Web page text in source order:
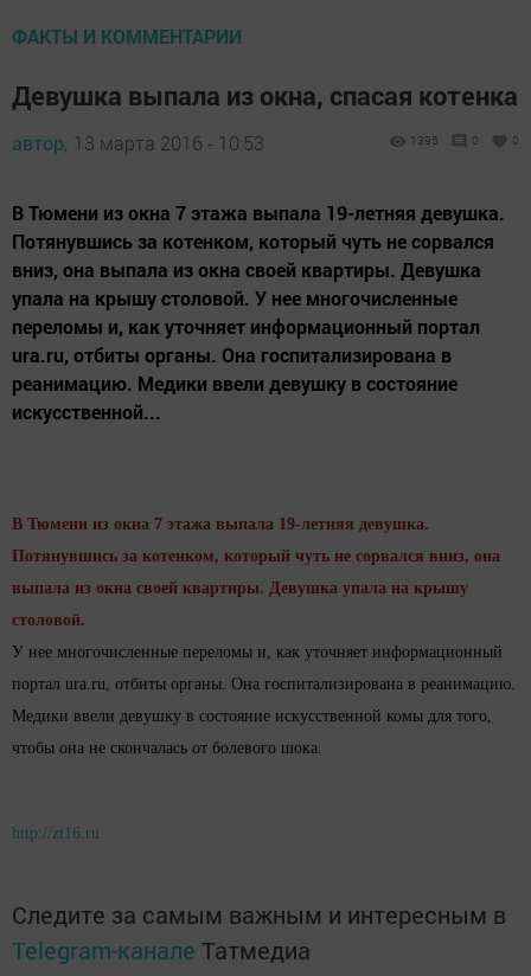
ФАКТЫ И КОММЕНТАРИИ
Девушка выпала из окна, спасая котенка
автор, 13 марта 2016 - 10:53 1395 0 0
В Тюмени из окна 7 этажа выпала 19-летняя девушка.
Потянувшись за котенком, который чуть не сорвался
вниз, она выпала из окна своей квартиры. Девушка
упала на крышу столовой. У нее многочисленные
переломы и, как уточняет информационный портал
ura.ru, отбиты органы. Она госпитализирована в
реанимацию. Медики ввели девушку в состояние
искусственной...
В Тюмени из окна 7 этажа выпала 19-летняя девушка.
Потянувшись за котенком, который чуть не сорвался вниз, она
выпала из окна своей квартиры. Девушка упала на крышу
столовой.
У нее многочисленные переломы и, как уточняет информационный
портал ura.ru, отбиты органы. Она госпитализирована в реанимацию.
Медики ввели девушку в состояние искусственной комы для того,
чтобы она не скончалась от болевого шока.
http://zt16.ru
Следите за самым важным и интересным в
Telegram-канале Татмедиа